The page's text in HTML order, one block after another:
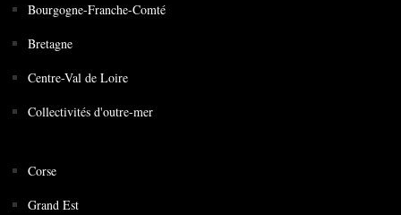
Bourgogne-Franche-Comté
Bretagne
Centre-Val de Loire
Collectivités d'outre-mer
Corse
Grand Est